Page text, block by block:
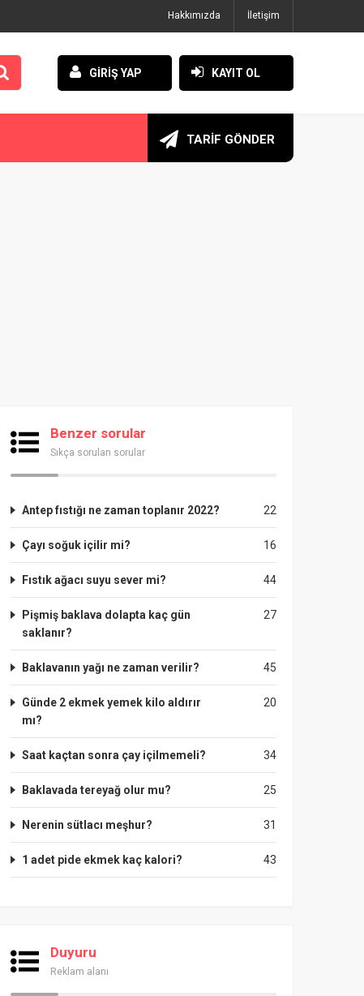
Hakkımızda İletişim
GİRİŞ YAP KAYIT OL
TARİF GÖNDER
Benzer sorular
Sıkça sorulan sorular
22
Antep fıstığı ne zaman toplanır 2022?
16
Çayı soğuk içilir mi?
44
Fıstık ağacı suyu sever mi?
27
Pişmiş baklava dolapta kaç gün
saklanır?
45
Baklavanın yağı ne zaman verilir?
20
Günde 2 ekmek yemek kilo aldırır
mı?
34
Saat kaçtan sonra çay içilmemeli?
25
Baklavada tereyağ olur mu?
31
Nerenin sütlacı meşhur?
43
1 adet pide ekmek kaç kalori?
Duyuru
Reklam alanı